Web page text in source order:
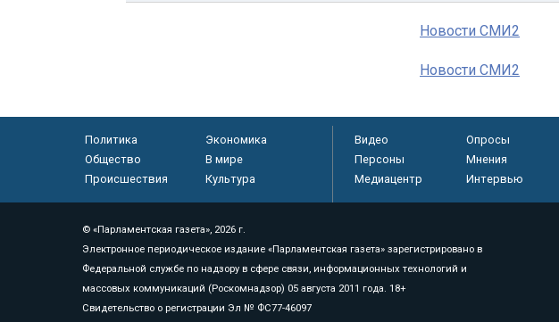
Новости СМИ2
Новости СМИ2
Политика
Экономика
Общество
В мире
Происшествия
Культура
Видео Опросы
Персоны
Мнения
Медиацентр
Интервью
© «Парламентская газета», 2026 г.
Электронное периодическое издание «Парламентская газета» зарегистрировано в
Федеральной службе по надзору в сфере связи, информационных технологий и
массовых коммуникаций (Роскомнадзор) 05 августа 2011 года. 18+
Свидетельство о регистрации Эл № ФС77-46097